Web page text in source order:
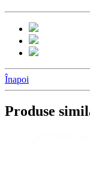
Înapoi
Produse